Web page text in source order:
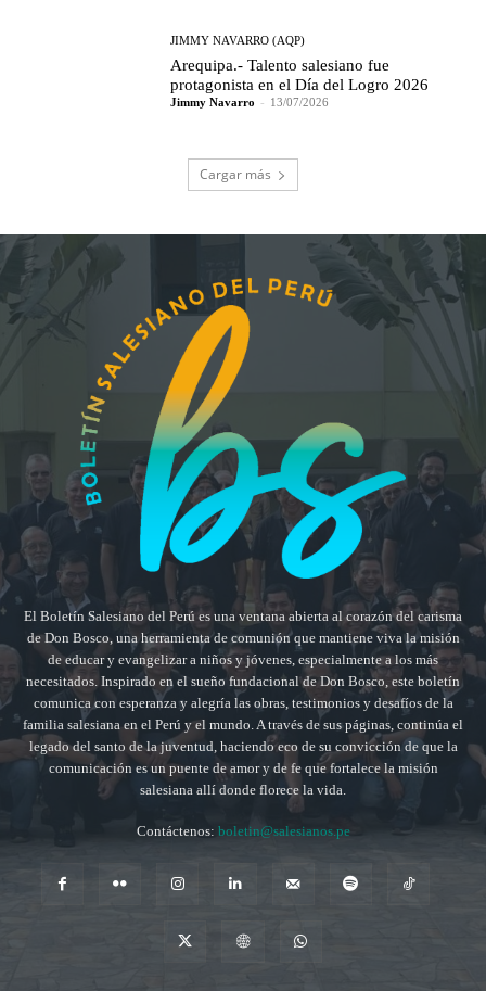
JIMMY NAVARRO (AQP)
Arequipa.- Talento salesiano fue
protagonista en el Día del Logro 2026
Jimmy Navarro - 13/07/2026
Cargar más
El Boletín Salesiano del Perú es una ventana abierta al corazón del carisma
de Don Bosco, una herramienta de comunión que mantiene viva la misión
de educar y evangelizar a niños y jóvenes, especialmente a los más
necesitados. Inspirado en el sueño fundacional de Don Bosco, este boletín
comunica con esperanza y alegría las obras, testimonios y desafíos de la
familia salesiana en el Perú y el mundo. A través de sus páginas, continúa el
legado del santo de la juventud, haciendo eco de su convicción de que la
comunicación es un puente de amor y de fe que fortalece la misión
salesiana allí donde florece la vida.
Contáctenos: boletin@salesianos.pe